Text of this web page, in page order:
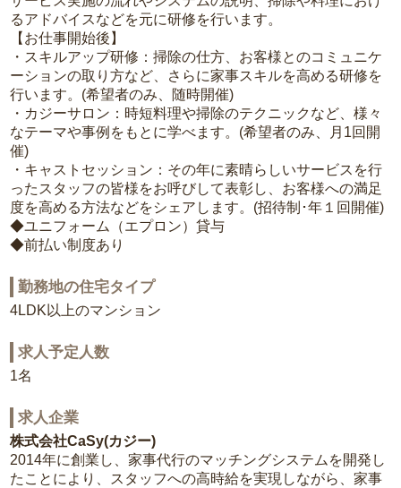
るアドバイスなどを元に研修を行います。
【お仕事開始後】
・スキルアップ研修：掃除の仕方、お客様とのコミュニケ
ーションの取り方など、さらに家事スキルを高める研修を
行います。(希望者のみ、随時開催)
・カジーサロン：時短料理や掃除のテクニックなど、様々
なテーマや事例をもとに学べます。(希望者のみ、月1回開
催)
・キャストセッション：その年に素晴らしいサービスを行
ったスタッフの皆様をお呼びして表彰し、お客様への満足
度を高める方法などをシェアします。(招待制･年１回開催)
◆ユニフォーム（エプロン）貸与
◆前払い制度あり
勤務地の住宅タイプ
4LDK以上のマンション
求人予定人数
1名
求人企業
株式会社CaSy(カジー)
2014年に創業し、家事代行のマッチングシステムを開発し
たことにより、スタッフへの高時給を実現しながら、家事